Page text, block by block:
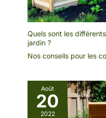
Quels sont les
jardin ?
Nos conseils pour les
Août
20
2022